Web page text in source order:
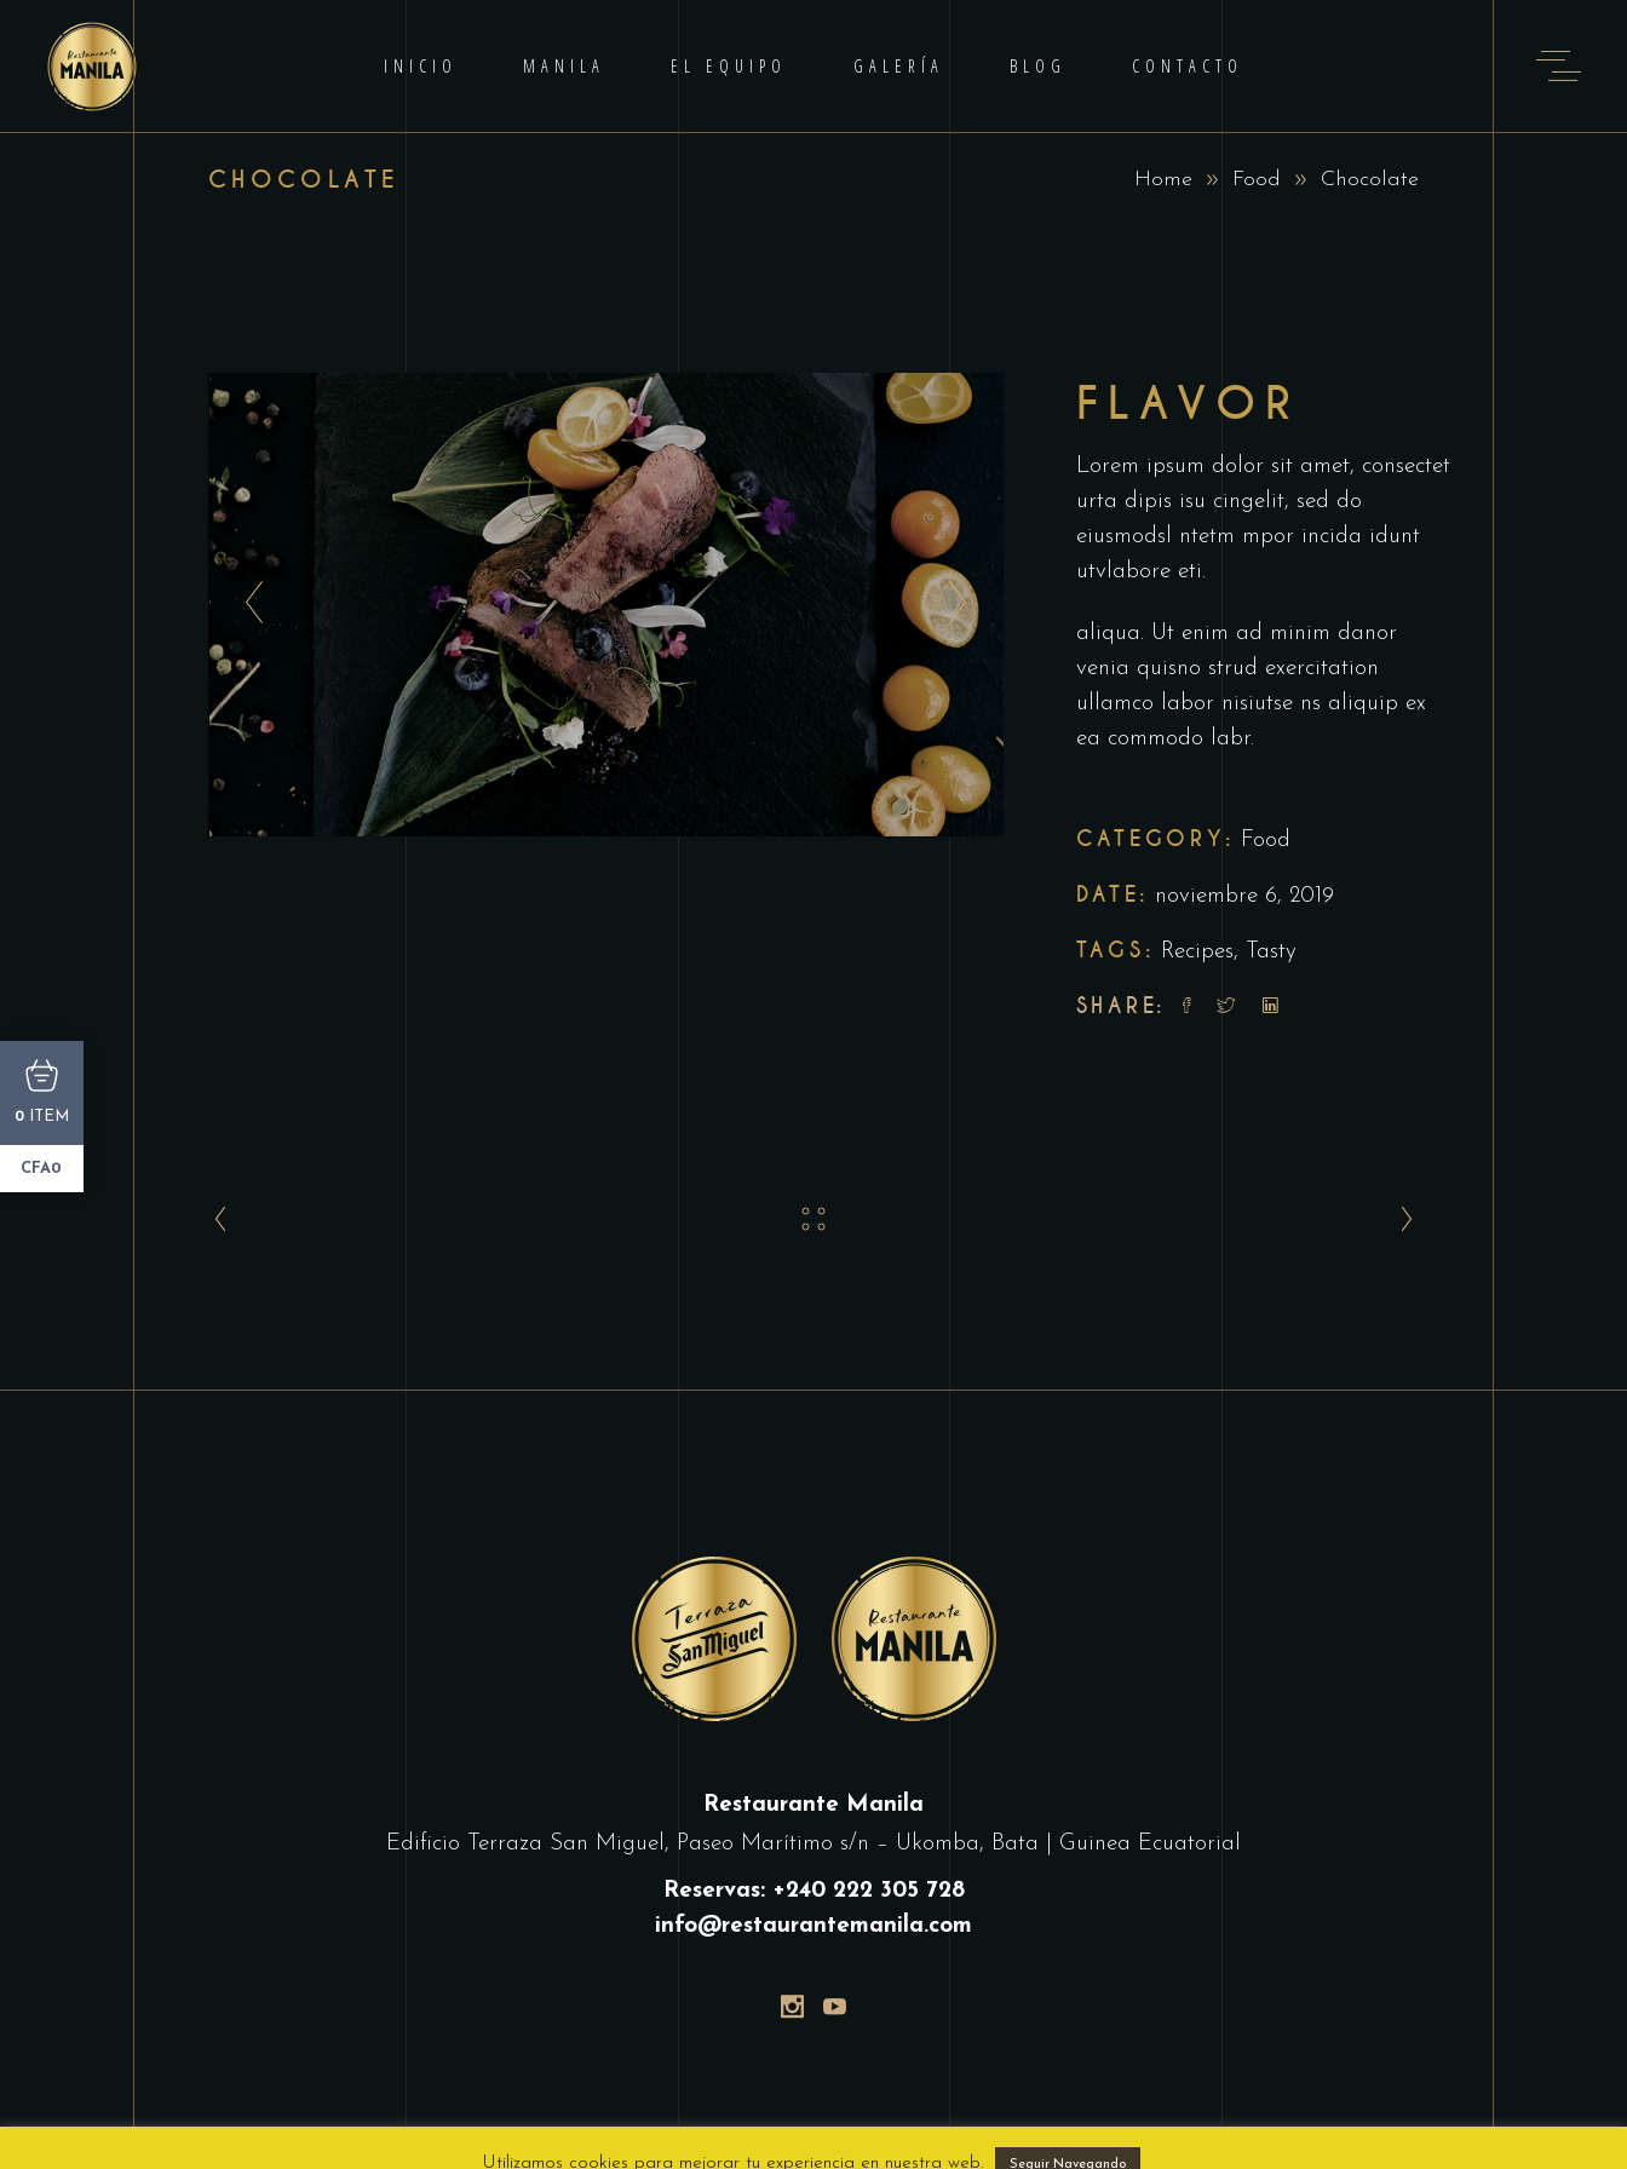
INICIO MANILA EL EQUIPO GALERÍA BLOG CONTACTO
CHOCOLATE Home Food Chocolate
FLAVOR
Lorem ipsum dolor sit amet, consectet
urta dipis isu cingelit, sed do
eiusmodsl ntetm mpor incida idunt
utvlabore eti.
aliqua. Ut enim ad minim danor
venia quisno strud exercitation
ullamco labor nisiutse ns aliquip ex
ea commodo labr.
CATEGORY: Food
DATE: noviembre 6, 2019
TAGS: Recipes, Tasty
SHARE:
Restaurante Manila
Edificio Terraza San Miguel, Paseo Marítimo s/n – Ukomba, Bata | Guinea Ecuatorial
Reservas: +240 222 305 728
info@restaurantemanila.com
Utilizamos cookies para mejorar tu experiencia en nuestra web. Seguir Navegando
0 ITEM
CFA0